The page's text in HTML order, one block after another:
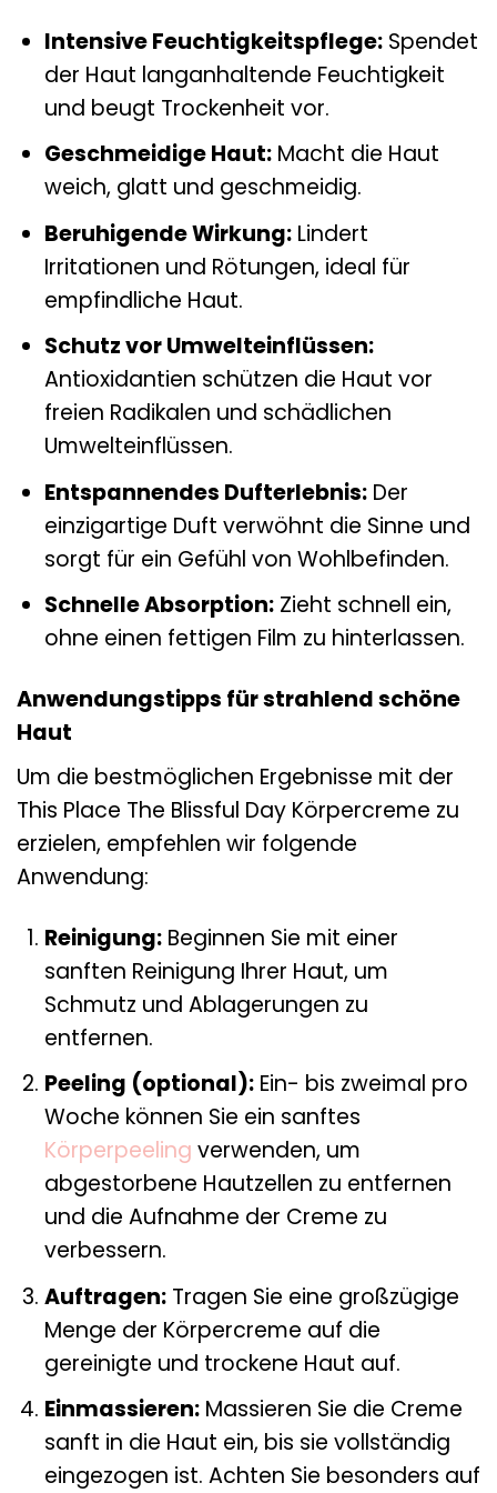
Intensive Feuchtigkeitspflege:Spendet
der Haut langanhaltende Feuchtigkeit
und beugt Trockenheit vor.
Geschmeidige Haut:Macht die Haut
weich, glatt und geschmeidig.
Beruhigende Wirkung:Lindert
Irritationen und Rötungen, ideal für
empfindliche Haut.
Schutz vor Umwelteinflüssen:
Antioxidantien schützen die Haut vor
freien Radikalen und schädlichen
Umwelteinflüssen.
Entspannendes Dufterlebnis:Der
einzigartige Duft verwöhnt die Sinne und
sorgt für ein Gefühl von Wohlbefinden.
Schnelle Absorption:Zieht schnell ein,
ohne einen fettigen Film zu hinterlassen.
Anwendungstipps für strahlend schöne
Haut
Um die bestmöglichen Ergebnisse mit der
This Place The Blissful Day Körpercreme zu
erzielen, empfehlen wir folgende
Anwendung:
Reinigung:Beginnen Sie mit einer
sanften Reinigung Ihrer Haut, um
Schmutz und Ablagerungen zu
entfernen.
Peeling (optional):Ein- bis zweimal pro
Woche können Sie ein sanftes
Körperpeeling verwenden, um
abgestorbene Hautzellen zu entfernen
und die Aufnahme der Creme zu
verbessern.
Auftragen:Tragen Sie eine großzügige
Menge der Körpercreme auf die
gereinigte und trockene Haut auf.
Einmassieren:Massieren Sie die Creme
sanft in die Haut ein, bis sie vollständig
eingezogen ist. Achten Sie besonders auf